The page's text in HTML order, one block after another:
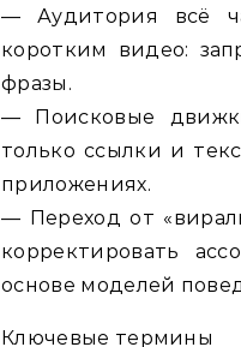
— Аудитория всё
коротким видео:
фразы.
— Поисковые
только ссылки и
приложениях.
— Переход от
корректировать
основе моделей
Ключевые термины